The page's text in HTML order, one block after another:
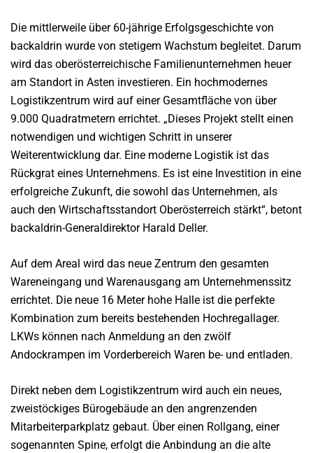
Die mittlerweile über 60-jährige Erfolgsgeschichte von
backaldrin wurde von stetigem Wachstum begleitet. Darum
wird das oberösterreichische Familienunternehmen heuer
am Standort in Asten investieren. Ein hochmodernes
Logistikzentrum wird auf einer Gesamtfläche von über
9.000 Quadratmetern errichtet. „Dieses Projekt stellt einen
notwendigen und wichtigen Schritt in unserer
Weiterentwicklung dar. Eine moderne Logistik ist das
Rückgrat eines Unternehmens. Es ist eine Investition in eine
erfolgreiche Zukunft, die sowohl das Unternehmen, als
auch den Wirtschaftsstandort Oberösterreich stärkt“, betont
backaldrin-Generaldirektor Harald Deller.
Auf dem Areal wird das neue Zentrum den gesamten
Wareneingang und Warenausgang am Unternehmenssitz
errichtet. Die neue 16 Meter hohe Halle ist die perfekte
Kombination zum bereits bestehenden Hochregallager.
LKWs können nach Anmeldung an den zwölf
Andockrampen im Vorderbereich Waren be- und entladen.
Direkt neben dem Logistikzentrum wird auch ein neues,
zweistöckiges Bürogebäude an den angrenzenden
Mitarbeiterparkplatz gebaut. Über einen Rollgang, einer
sogenannten Spine, erfolgt die Anbindung an die alte